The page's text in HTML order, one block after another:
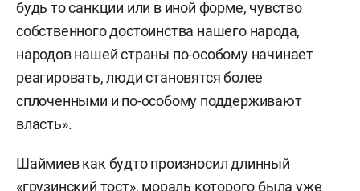
будь то санкции или в иной форме, чувство
собственного достоинства нашего народа,
народов нашей страны по-особому начинает
реагировать, люди становятся более
сплоченными и по-особому поддерживают
власть».
Шаймиев как будто произносил длинный
«грузинский тост», мораль которого была уже